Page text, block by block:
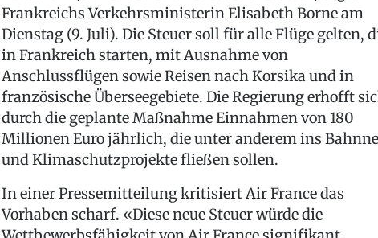
Frankreichs Verkehrsministerin Elisabeth Borne am
Dienstag (9. Juli). Die Steuer soll für alle Flüge gelten,
in Frankreich starten, mit Ausnahme von
Anschlussflügen sowie Reisen nach Korsika und in
französische Überseegebiete. Die Regierung erhofft
durch die geplante Maßnahme Einnahmen von 180
Millionen Euro jährlich, die unter anderem ins
und Klimaschutzprojekte fließen sollen.
In einer Pressemitteilung kritisiert Air France das
Vorhaben scharf. «Diese neue Steuer würde die